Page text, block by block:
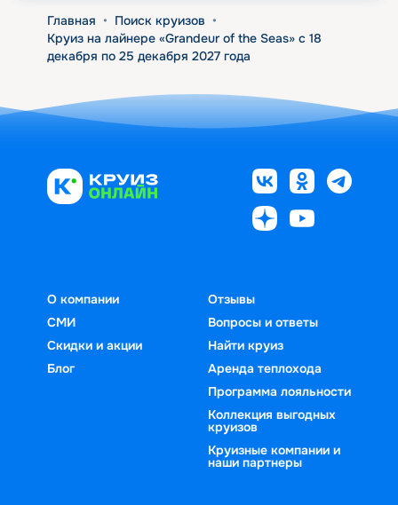
Главная • Поиск круизов •
Круиз на лайнере «Grandeur of the Seas» с 18
декабря по 25 декабря 2027 года
О компании
СМИ
Скидки и акции
Блог
Отзывы
Вопросы и ответы
Найти круиз
Аренда теплохода
Программа лояльности
Коллекция выгодных
круизов
Круизные компании и
наши партнеры